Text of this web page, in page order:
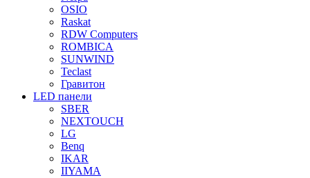
OSIO
Raskat
RDW Computers
ROMBICA
SUNWIND
Teclast
Гравитон
LED панели
SBER
NEXTOUCH
LG
Benq
IKAR
IIYAMA